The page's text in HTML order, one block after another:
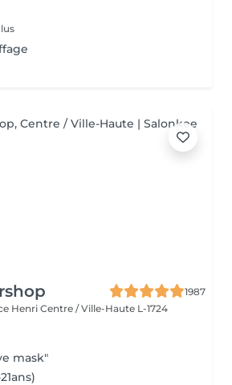
1987
Henri Centre / Ville-Haute L-1724
mask"